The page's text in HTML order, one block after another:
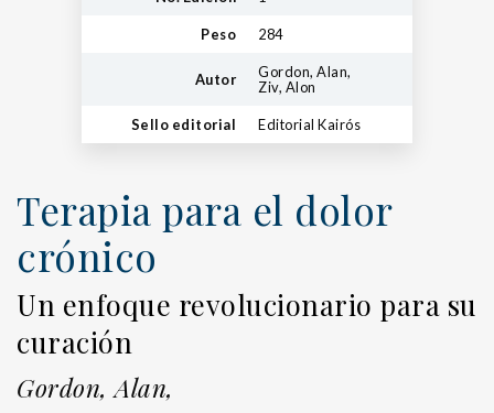
Peso 284
Autor
Gordon, Alan,
Ziv, Alon
Sello editorial Editorial Kairós
Terapia para el dolor
crónico
Un enfoque revolucionario para su
curación
Gordon, Alan,